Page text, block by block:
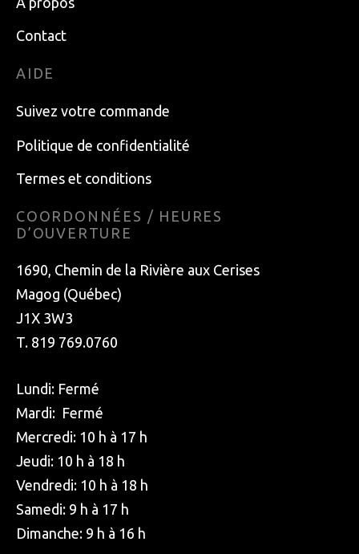
Contact
AIDE
Suivez votre commande
Politique de confidentialité
Termes et conditions
COORDONNÉES / HEURES
D’OUVERTURE
1690, Chemin de la Rivière aux Cerises
Magog (Québec)
J1X 3W3
T. 819 769.0760
Lundi: Fermé
Mardi: Fermé
Mercredi: 10 h à 17 h
Jeudi: 10 h à 18 h
Vendredi: 10 h à 18 h
Samedi: 9 h à 17 h
Dimanche: 9 h à 16 h